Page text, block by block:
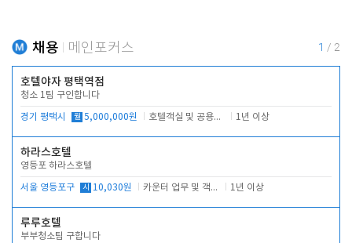
채용 메인포커스 1 / 2
호텔야자 평택역점
청소 1팀 구인합니다
경기 평택시 월 5,000,000원 호텔객실 및 공용시설 청소 관리 1년 이상
하라스호텔
영등포 하라스호텔
서울 영등포구 시 10,030원 카운터 업무 및 객실관리(청소상태 확인, 객실판매) 1년 이상
루루호텔
부부청소팀 구합니다